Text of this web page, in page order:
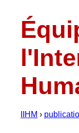
IIHM ›